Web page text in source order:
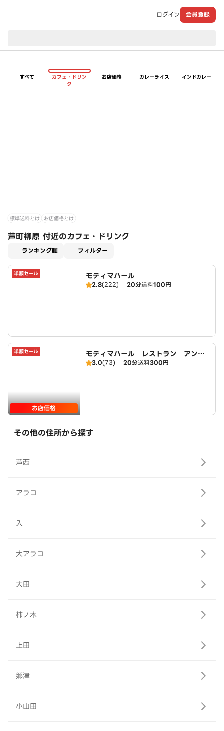
ログイン 会員登録
すべて
カフェ・ドリン
ク
お店価格 カレーライス インドカレー
標準送料とは お店価格とは
芦町柳原 付近のカフェ・ドリンク
ランキング順 フィルター
半額セール モティマハール
2.8(222) 20分送料100円
半額セール
お店価格
モティマハール レストラン アンド
バー
3.0(73) 20分送料300円
その他の住所から探す
芦西
アラコ
入
大アラコ
大田
柿ノ木
上田
郷津
小山田